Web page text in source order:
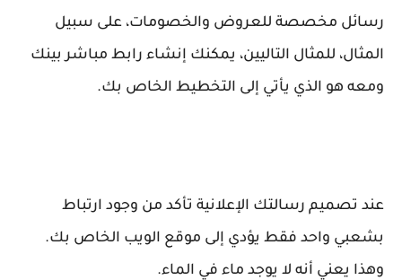
رسائل مخصصة للعروض والخصومات، على سبيل
المثال، للمثال التاليين، يمكنك إنشاء رابط مباشر بينك
ومعه هو الذي يأتي إلى التخطيط الخاص بك.
عند تصميم رسالتك الإعلانية تأكد من وجود ارتباط
بشعبي واحد فقط يؤدي إلى موقع الويب الخاص بك.
وهذا يعني أنه لا يوجد ماء في الماء.